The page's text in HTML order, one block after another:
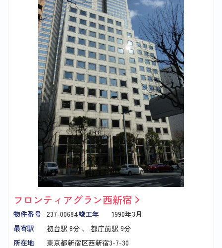
フロンティアグラン西新宿
物件番号 237-00684竣工年
1990年3月
最寄駅
初台駅 8分 、 都庁前駅 9分
所在地
東京都新宿区西新宿3-7-30